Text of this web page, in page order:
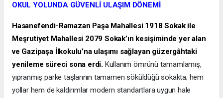
OKUL YOLUNDA GÜVENLİ ULAŞIM DÖNEMİ
Hasanefendi-Ramazan Paşa Mahallesi 1918 Sokak ile
Meşrutiyet Mahallesi 2079 Sokak’ın kesişiminde yer alan
ve Gazipaşa İlkokulu’na ulaşımı sağlayan güzergâhtaki
yenileme süreci sona erdi. Kullanım ömrünü tamamlamış,
yıpranmış parke taşlarının tamamen söküldüğü sokakta; hem
yollar hem de kaldırımlar modern standartlara uygun hale